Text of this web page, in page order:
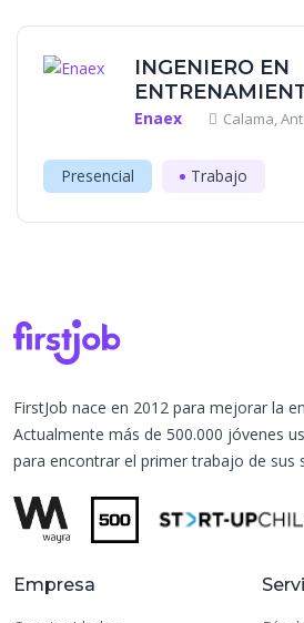
INGENIERO EN
Enaex Calama,
Presencial Trabajo
FirstJob nace en 2012 para mejorar la
Actualmente más de 500.000 jóvenes
para encontrar el primer trabajo de sus
Empresa